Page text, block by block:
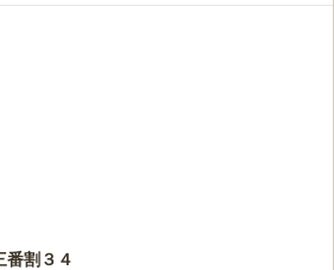
番割３４